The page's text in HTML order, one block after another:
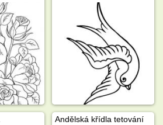
Andělská křídla tetování